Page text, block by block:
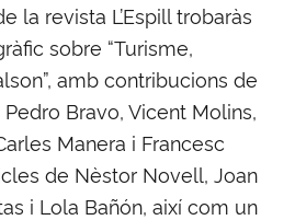
la revista L’Espill trobaràs
sobre “Turisme,
amb contribucions de
Bravo, Vicent Molins,
Manera i Francesc
de Nèstor Novell, Joan
i Lola Bañón, així com un